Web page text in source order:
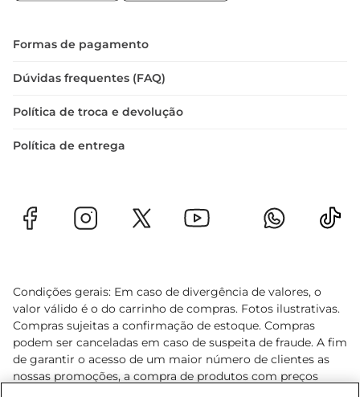
Formas de pagamento
Dúvidas frequentes (FAQ)
Política de troca e devolução
Política de entrega
Condições gerais: Em caso de divergência de valores, o
valor válido é o do carrinho de compras. Fotos ilustrativas.
Compras sujeitas a confirmação de estoque. Compras
podem ser canceladas em caso de suspeita de fraude. A fim
de garantir o acesso de um maior número de clientes as
nossas promoções, a compra de produtos com preços